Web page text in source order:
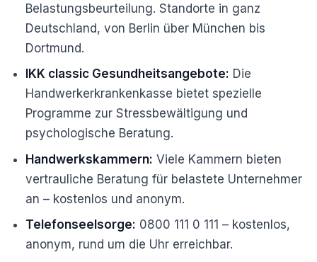
Belastungsbeurteilung. Standorte in ganz
Deutschland, von Berlin über München bis
Dortmund.
IKK classic Gesundheitsangebote: Die
Handwerkerkrankenkasse bietet spezielle
Programme zur Stressbewältigung und
psychologische Beratung.
Handwerkskammern: Viele Kammern bieten
vertrauliche Beratung für belastete Unternehmer
an – kostenlos und anonym.
Telefonseelsorge: 0800 111 0 111 – kostenlos,
anonym, rund um die Uhr erreichbar.